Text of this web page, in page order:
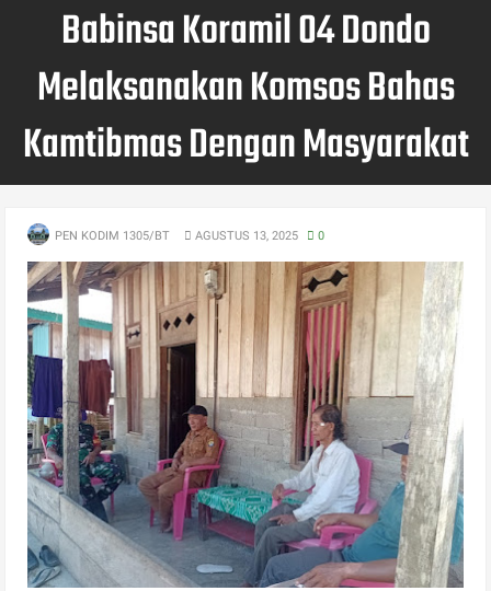
Babinsa Koramil 04 Dondo
Melaksanakan Komsos Bahas
Kamtibmas Dengan Masyarakat
PEN KODIM 1305/BT AGUSTUS 13, 2025 0